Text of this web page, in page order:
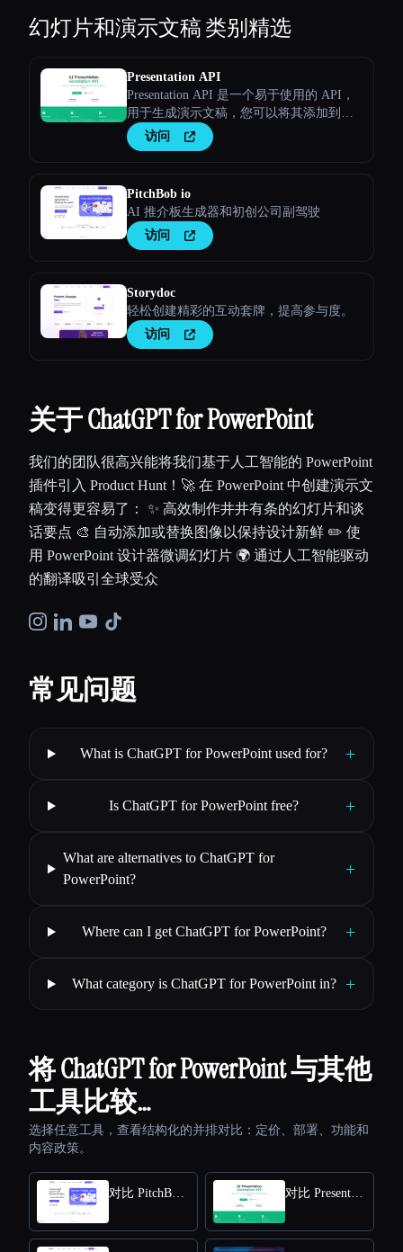
幻灯片和演示文稿类别精选
Presentation API
Presentation API 是一个易于使用的 API，
用于生成演示文稿，您可以将其添加到您
访问
PitchBob io
AI 推介板生成器和初创公司副驾驶
访问
Storydoc
轻松创建精彩的互动套牌，提高参与度。
访问
关于 ChatGPT for PowerPoint
我们的团队很高兴能将我们基于人工智能的 PowerPoint
插件引入 Product Hunt！🚀 在 PowerPoint 中创建演示文
稿变得更容易了： ✨ 高效制作井井有条的幻灯片和谈
话要点 🎨 自动添加或替换图像以保持设计新鲜 ✏️ 使
用 PowerPoint 设计器微调幻灯片 🌍 通过人工智能驱动
的翻译吸引全球受众
常见问题
What is ChatGPT for PowerPoint used for? +
Is ChatGPT for PowerPoint free? +
What are alternatives to ChatGPT for
PowerPoint?
+
Where can I get ChatGPT for PowerPoint? +
What category is ChatGPT for PowerPoint in? +
将 ChatGPT for PowerPoint 与其他
工具比较…
选择任意工具，查看结构化的并排对比：定价、部署、功能和
内容政策。
对比 PitchBob io 对比 Presentation API